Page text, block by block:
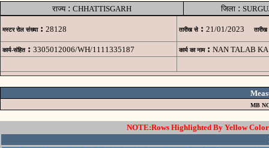
राज्य: CHHATTISGARH जिला :
मस्टर रोल संख्या : 28128 तारीख से : 21/01/2023 तारीख
कार्य-संहित : 3305012006/WH/1111335187 कार्य का नाम : NAN TALAB
MB
NOTE:Rows Highlighted By Yellow